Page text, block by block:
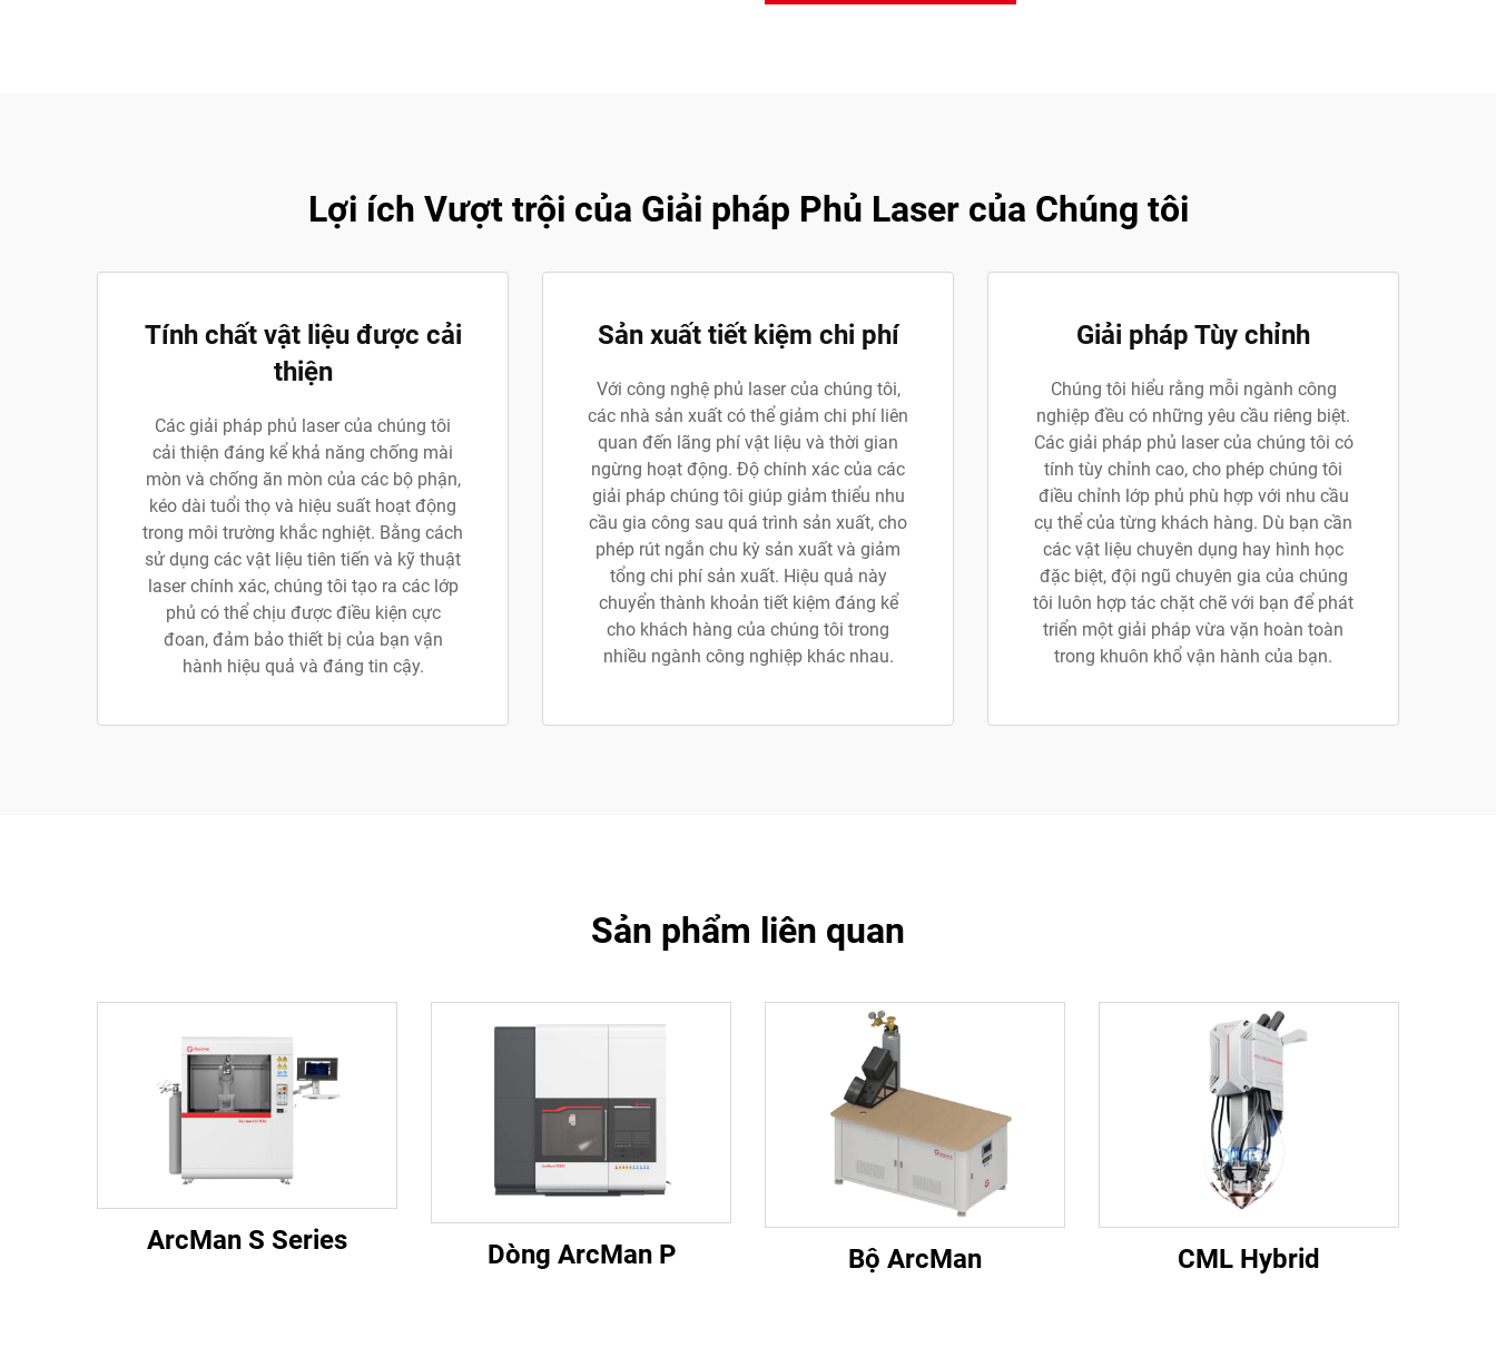
Lợi ích Vượt trội của Giải pháp Phủ Laser của Chúng tôi
Tính chất vật liệu được cải
thiện
Các giải pháp phủ laser của chúng tôi
cải thiện đáng kể khả năng chống mài
mòn và chống ăn mòn của các bộ phận,
kéo dài tuổi thọ và hiệu suất hoạt động
trong môi trường khắc nghiệt. Bằng cách
sử dụng các vật liệu tiên tiến và kỹ thuật
laser chính xác, chúng tôi tạo ra các lớp
phủ có thể chịu được điều kiện cực
đoan, đảm bảo thiết bị của bạn vận
hành hiệu quả và đáng tin cậy.
Sản xuất tiết kiệm chi phí
Với công nghệ phủ laser của chúng tôi,
các nhà sản xuất có thể giảm chi phí liên
quan đến lãng phí vật liệu và thời gian
ngừng hoạt động. Độ chính xác của các
giải pháp chúng tôi giúp giảm thiểu nhu
cầu gia công sau quá trình sản xuất, cho
phép rút ngắn chu kỳ sản xuất và giảm
tổng chi phí sản xuất. Hiệu quả này
chuyển thành khoản tiết kiệm đáng kể
cho khách hàng của chúng tôi trong
nhiều ngành công nghiệp khác nhau.
Giải pháp Tùy chỉnh
Chúng tôi hiểu rằng mỗi ngành công
nghiệp đều có những yêu cầu riêng biệt.
Các giải pháp phủ laser của chúng tôi có
tính tùy chỉnh cao, cho phép chúng tôi
điều chỉnh lớp phủ phù hợp với nhu cầu
cụ thể của từng khách hàng. Dù bạn cần
các vật liệu chuyên dụng hay hình học
đặc biệt, đội ngũ chuyên gia của chúng
tôi luôn hợp tác chặt chẽ với bạn để phát
triển một giải pháp vừa vặn hoàn toàn
trong khuôn khổ vận hành của bạn.
Sản phẩm liên quan
ArcMan S Series Dòng ArcMan P Bộ ArcMan CML Hybrid